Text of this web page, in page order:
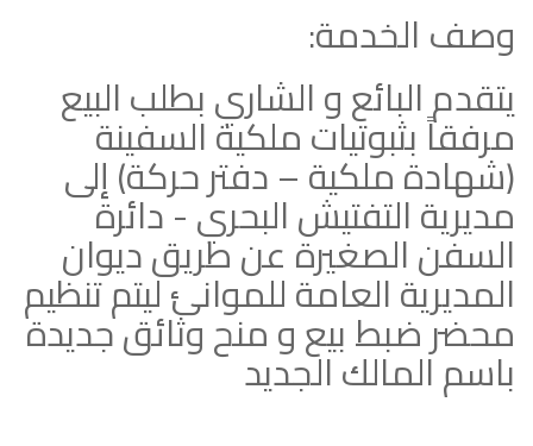
وصف الخدمة:
يتقدم البائع و الشاري بطلب البيع
مرفقاً بثبوتيات ملكية السفينة
(شهادة ملكية – دفتر حركة) إلى
مديرية التفتيش البحري - دائرة
السفن الصغيرة عن طريق ديوان
المديرية العامة للموانئ ليتم تنظيم
محضر ضبط بيع و منح وثائق جديدة
باسم المالك الجديد